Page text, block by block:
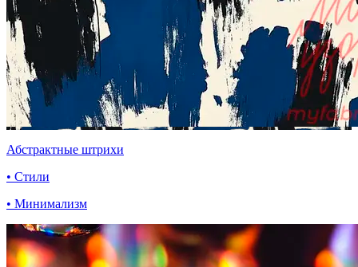
Абстрактные штрихи
• Стили
• Минимализм